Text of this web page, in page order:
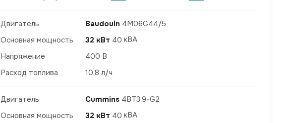
Двигатель Baudouin 4M06G44/5
Основная мощность
32 кВт 40
Напряжение
400 В
Расход топлива
10,8 л/ч
Двигатель Cummins 4BT3,9-G2
Основная мощность
32 кВт 40